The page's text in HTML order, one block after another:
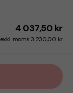
4 037,50 kr
exkl. moms 3 230,00 kr